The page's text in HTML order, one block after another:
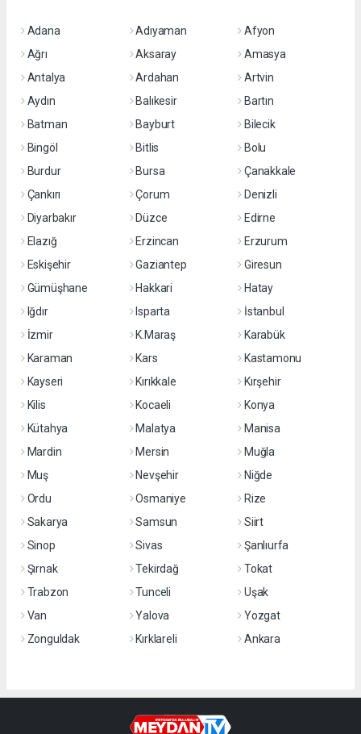
Adana Adıyaman
Afyon
Ağrı
Aksaray
Amasya
Antalya
Ardahan
Artvin
Aydın
Balıkesir
Bartın
Batman
Bayburt
Bilecik
Bingöl
Bitlis
Bolu
Burdur
Bursa
Çanakkale
Çankırı
Çorum
Denizli
Diyarbakır
Düzce
Edirne
Elazığ
Erzincan
Erzurum
Eskişehir
Gaziantep
Giresun
Gümüşhane
Hakkari
Hatay
Iğdır
Isparta
İstanbul
İzmir
K.Maraş
Karabük
Karaman
Kars
Kastamonu
Kayseri
Kırıkkale
Kırşehir
Kilis
Kocaeli
Konya
Kütahya
Malatya
Manisa
Mardin
Mersin
Muğla
Muş
Nevşehir
Niğde
Ordu
Osmaniye
Rize
Sakarya
Samsun
Siirt
Sinop
Sivas
Şanlıurfa
Şırnak
Tekirdağ
Tokat
Trabzon
Tunceli
Uşak
Van
Yalova
Yozgat
Zonguldak
Kırklareli Ankara